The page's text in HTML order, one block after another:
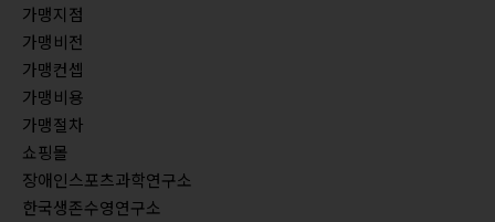
가맹지점
가맹비전
가맹컨셉
가맹비용
가맹절차
쇼핑몰
장애인스포츠과학연구소
한국생존수영연구소